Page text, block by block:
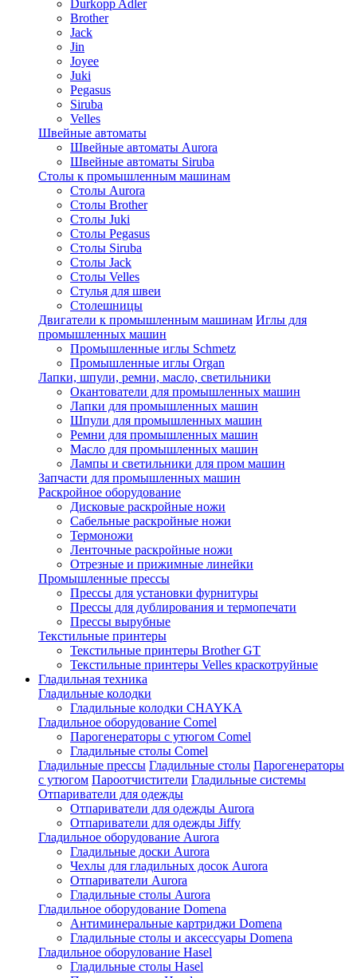
Durkopp Adler
Brother
Jack
Jin
Joyee
Juki
Pegasus
Siruba
Velles
Швейные автоматы
Швейные автоматы Aurora
Швейные автоматы Siruba
Столы к промышленным машинам
Столы Aurora
Столы Brother
Столы Juki
Столы Pegasus
Столы Siruba
Столы Jack
Столы Velles
Стулья для швеи
Столешницы
Двигатели к промышленным машинам Иглы для
промышленных машин
Промышленные иглы Schmetz
Промышленные иглы Organ
Лапки, шпули, ремни, масло, светильники
Окантователи для промышленных машин
Лапки для промышленных машин
Шпули для промышленных машин
Ремни для промышленных машин
Масло для промышленных машин
Лампы и светильники для пром машин
Запчасти для промышленных машин
Раскройное оборудование
Дисковые раскройные ножи
Сабельные раскройные ножи
Термоножи
Ленточные раскройные ножи
Отрезные и прижимные линейки
Промышленные прессы
Прессы для установки фурнитуры
Прессы для дублирования и термопечати
Прессы вырубные
Текстильные принтеры
Текстильные принтеры Brother GT
Текстильные принтеры Velles краскотруйные
Гладильная техника
Гладильные колодки
Гладильные колодки CHAYKA
Гладильное оборудование Comel
Парогенераторы с утюгом Comel
Гладильные столы Comel
Гладильные прессы Гладильные столы Парогенераторы
с утюгом Пароотчистители Гладильные системы
Отпариватели для одежды
Отпариватели для одежды Aurora
Отпариватели для одежды Jiffy
Гладильное оборудование Aurora
Гладильные доски Aurora
Чехлы для гладильных досок Aurora
Отпариватели Aurora
Гладильные столы Aurora
Гладильное оборудование Domena
Антиминеральные картриджи Domena
Гладильные столы и аксессуары Domena
Гладильное оборулование Hasel
Гладильные столы Hasel